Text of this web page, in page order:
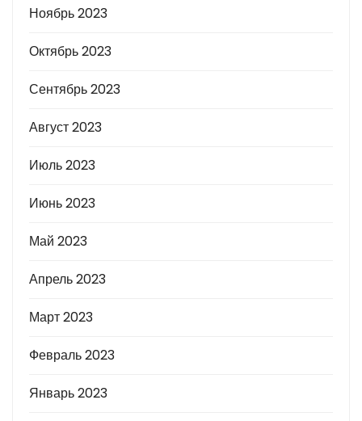
Ноябрь 2023
Октябрь 2023
Сентябрь 2023
Август 2023
Июль 2023
Июнь 2023
Май 2023
Апрель 2023
Март 2023
Февраль 2023
Январь 2023